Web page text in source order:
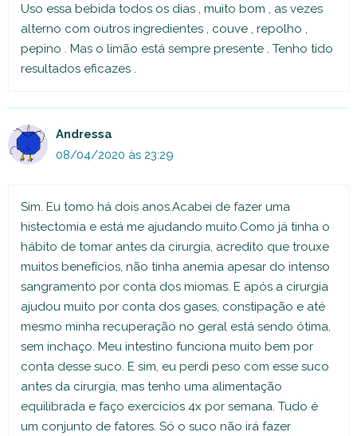
Uso essa bebida todos os dias , muito bom , as vezes
alterno com outros ingredientes , couve , repolho ,
pepino . Mas o limão está sempre presente . Tenho tido
resultados eficazes .
Andressa
08/04/2020 às 23:29
Sim. Eu tomo há dois anos.Acabei de fazer uma
histectomia e está me ajudando muito.Como já tinha o
hábito de tomar antes da cirurgia, acredito que trouxe
muitos benefícios, não tinha anemia apesar do intenso
sangramento por conta dos miomas. E após a cirurgia
ajudou muito por conta dos gases, constipação e até
mesmo minha recuperação no geral está sendo ótima,
sem inchaço. Meu intestino funciona muito bem por
conta desse suco. E sim, eu perdi peso com esse suco
antes da cirurgia, mas tenho uma alimentação
equilibrada e faço exercícios 4x por semana. Tudo é
um conjunto de fatores. Só o suco não irá fazer